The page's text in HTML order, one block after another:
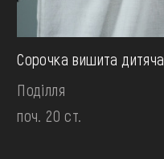
Сорочка вишита дитяча
Поділля
поч. 20 ст.